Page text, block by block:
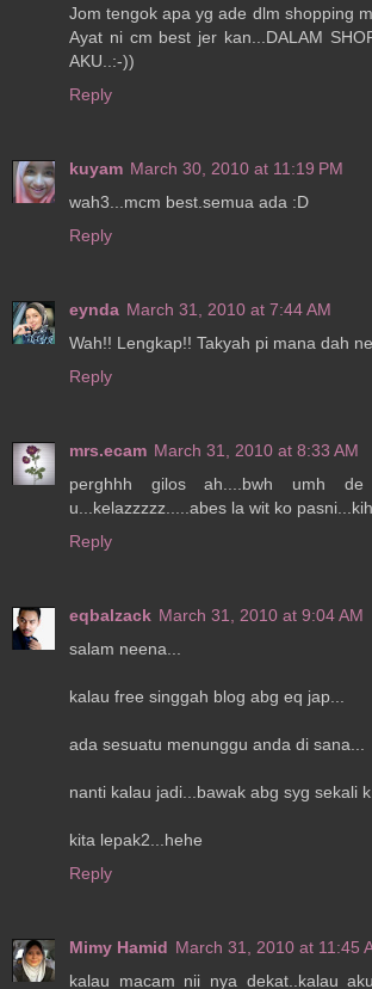
Jom tengok apa yg ade dlm shopping
Ayat ni cm best jer kan...DALAM
AKU..:-))
Reply
kuyam March 30, 2010 at 11:19 PM
wah3...mcm best.semua ada :D
Reply
eynda March 31, 2010 at 7:44 AM
Wah!! Lengkap!! Takyah pi mana dah
Reply
mrs.ecam March 31, 2010 at 8:33 AM
perghhh gilos ah....bwh umh de
u...kelazzzzz.....abes la wit ko
Reply
eqbalzack March 31, 2010 at 9:04 AM
salam neena...
kalau free singgah blog abg eq jap...
ada sesuatu menunggu anda di sana...
nanti kalau jadi...bawak abg syg sekali
kita lepak2...hehe
Reply
Mimy Hamid March 31, 2010 at 11:45
kalau macam nii nya dekat..kalau